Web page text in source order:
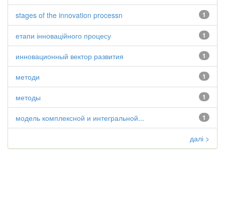
1
stages of the innovation processn
1
етапи інноваційного процесу
1
инновационный вектор развития
1
методи
1
методы
1
модель комплексной и интегральной...
далі >